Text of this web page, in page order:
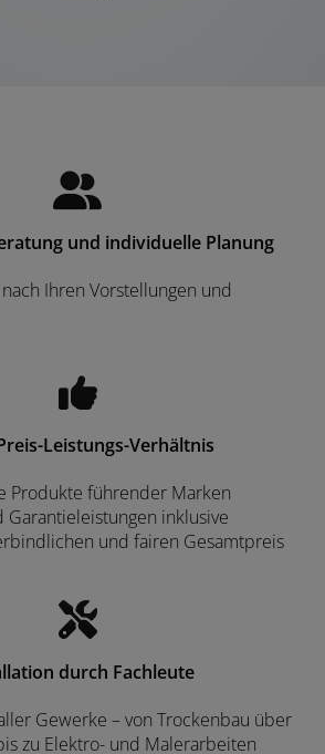
und individuelle Planung
Ihren Vorstellungen und
Leistungs-Verhältnis
Produkte führender Marken
Garantieleistungen inklusive
und fairen Gesamtpreis
durch Fachleute
Gewerke – von Trockenbau über
zu Elektro- und Malerarbeiten